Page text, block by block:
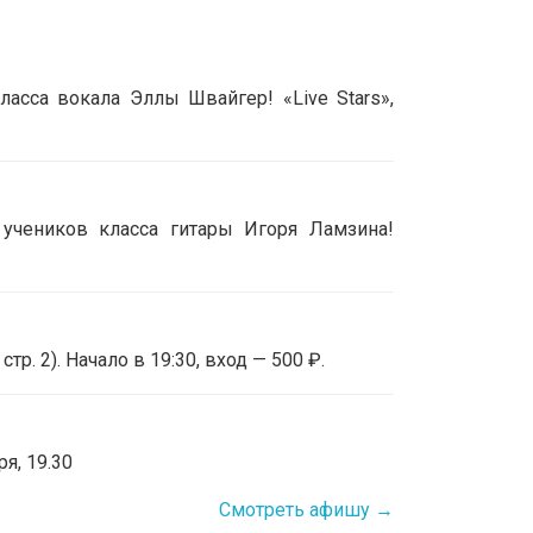
вокала Эллы Швайгер! «Live Stars»,
класса гитары Игоря Ламзина!
2). Начало в 19:30, вход — 500 ₽.
19.30
Смотреть афишу →